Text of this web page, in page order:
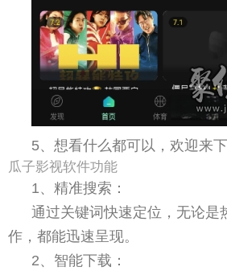
5、想看什么都可以，欢迎来
瓜子影视软件功能
1、精准搜索：
通过关键词快速定位，无论是
作，都能迅速呈现。
2、智能下载：